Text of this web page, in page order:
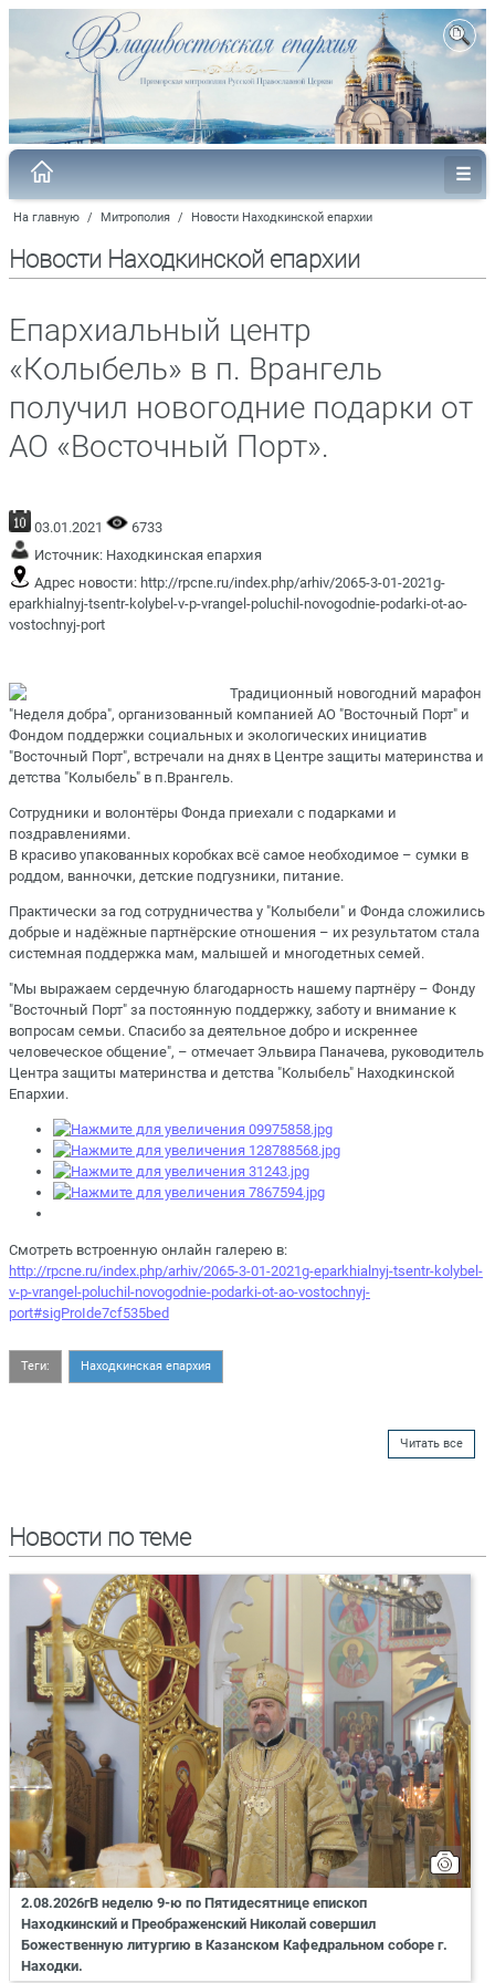
На главную / Митрополия / Новости Находкинской епархии
Новости Находкинской епархии
Епархиальный центр
«Колыбель» в п. Врангель
получил новогодние подарки от
АО «Восточный Порт».
03.01.2021
6733
Источник: Находкинская епархия
Адрес новости: http://rpcne.ru/index.php/arhiv/2065-3-01-2021g-
eparkhialnyj-tsentr-kolybel-v-p-vrangel-poluchil-novogodnie-podarki-ot-ao-
vostochnyj-port
Традиционный новогодний марафон
"Неделя добра", организованный компанией АО "Восточный Порт" и
Фондом поддержки социальных и экологических инициатив
"Восточный Порт", встречали на днях в Центре защиты материнства и
детства "Колыбель" в п.Врангель.
Сотрудники и волонтёры Фонда приехали с подарками и
поздравлениями.
В красиво упакованных коробках всё самое необходимое – сумки в
роддом, ванночки, детские подгузники, питание.
Практически за год сотрудничества у "Колыбели" и Фонда сложились
добрые и надёжные партнёрские отношения – их результатом стала
системная поддержка мам, малышей и многодетных семей.
"Мы выражаем сердечную благодарность нашему партнёру – Фонду
"Восточный Порт" за постоянную поддержку, заботу и внимание к
вопросам семьи. Спасибо за деятельное добро и искреннее
человеческое общение", – отмечает Эльвира Паначева, руководитель
Центра защиты материнства и детства "Колыбель" Находкинской
Епархии.
Смотреть встроенную онлайн галерею в:
http://rpcne.ru/index.php/arhiv/2065-3-01-2021g-eparkhialnyj-tsentr-kolybel-
v-p-vrangel-poluchil-novogodnie-podarki-ot-ao-vostochnyj-
port#sigProIde7cf535bed
Теги: Находкинская епархия
Читать все
Новости по теме
2.08.2026гВ неделю 9-ю по Пятидесятнице епископ
Находкинский и Преображенский Николай совершил
Божественную литургию в Казанском Кафедральном соборе г.
Находки.